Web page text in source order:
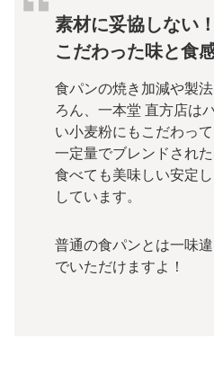
素材に妥協しない
こだわった味と食
食パンの焼き加減や製
ろん、一本堂 直方店は
い小麦粉にもこだわって
一定量でブレンドされ
食べても美味しい安定
しています。
普通の食パンとは一味
でいただけますよ！